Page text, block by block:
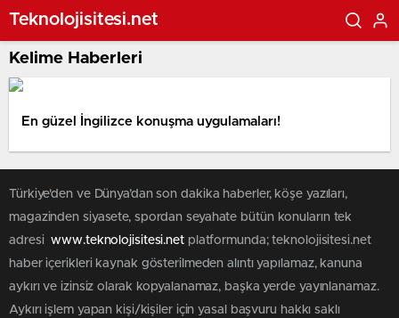
Teknolojisitesi.net
Kelime Haberleri
En güzel İngilizce konuşma uygulamaları!
Türkiye'den ve Dünya’dan son dakika haberler, köşe yazıları,
magazinden siyasete, spordan seyahate bütün konuların tek
adresiwww.teknolojisitesi.netplatformunda; teknolojisitesi.net
haber içerikleri kaynak gösterilmeden alıntı yapılamaz, kanuna
aykırı ve izinsiz olarak kopyalanamaz, başka yerde yayınlanamaz.
Aykırı işlem yapan kişi/kişiler için yasal başvuru hakkı saklı